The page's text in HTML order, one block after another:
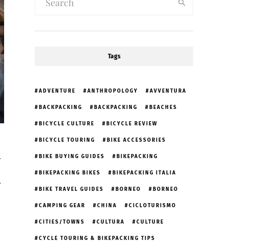
Tags
ADVENTURE ANTHROPOLOGY AVVENTURA
BACKPACKING BACKPACKING BEACHES
BICYCLE CULTURE BICYCLE REVIEW
BICYCLE TOURING BIKE ACCESSORIES
BIKE BUYING GUIDES BIKEPACKING
BIKEPACKING BIKES BIKEPACKING ITALIA
BIKE TRAVEL GUIDES BORNEO BORNEO
CAMPING GEAR CHINA CICLOTURISMO
CITIES/TOWNS CULTURA CULTURE
CYCLE TOURING & BIKEPACKING TIPS